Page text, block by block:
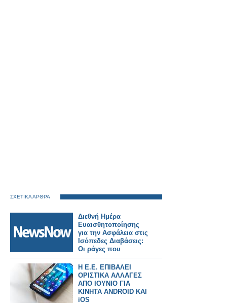
ΣΧΕΤΙΚΑ ΑΡΘΡΑ
Διεθνή Ημέρα
Ευαισθητοποίησης
για την Ασφάλεια στις
Ισόπεδες Διαβάσεις:
Οι ράγες που
συναντούν την
άσφαλτο κρύβουν
θανάσιμους
κινδύνους.
Η Ε.Ε. ΕΠΙΒΑΛΕΙ
ΟΡΙΣΤΙΚΑ ΑΛΛΑΓΕΣ
ΑΠΟ ΙΟΥΝΙΟ ΓΙΑ
ΚΙΝΗΤΑ ANDROID KAI
iOS